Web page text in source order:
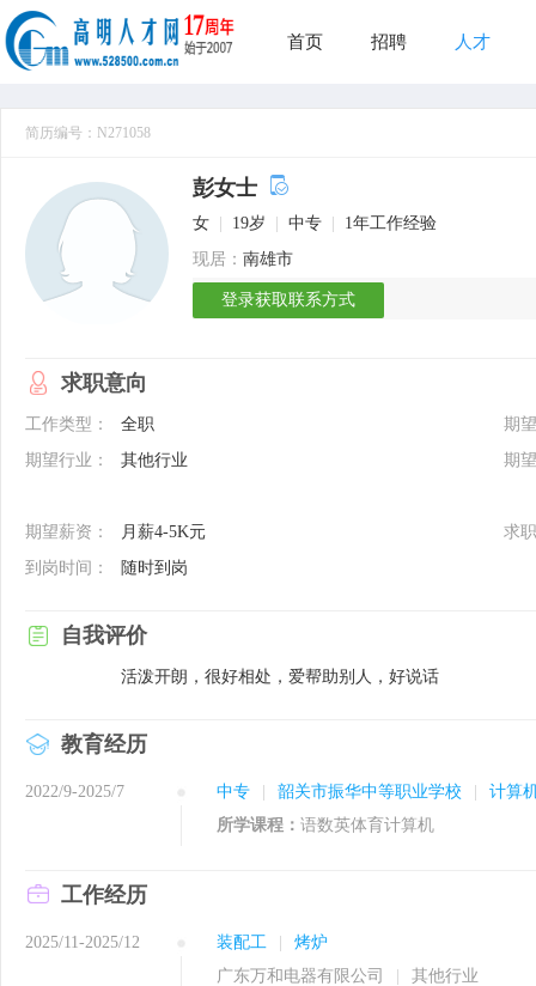
首页 招聘 人才
简历编号：N271058
彭女士
女 19岁 中专
1年工作经验
现居： 南雄市
登录获取联系方式
求职意向
工作类型： 全职
期
期望行业：
其他行业 期
期望薪资： 月薪4-5K元
求
到岗时间：
随时到岗
自我评价
活泼开朗，很好相处，爱帮助别人，好说话
教育经历
2022/9-2025/7 中专 韶关市振华中等职业学校
计算
所学课程： 语数英体育计算机
工作经历
2025/11-2025/12 装配工
烤炉
广东万和电器有限公司
其他行业